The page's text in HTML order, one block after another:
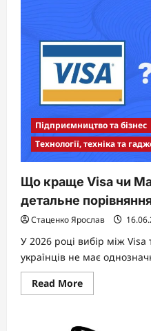
в
пляшці»
коштує
дедалі
дорожче
Підприємництво та бізнес
Технології, техніка та
Що краще Visa чи
детальне
Стаценко Ярослав
У 2026 році вибір між
українців не має
Read MoreRead
more